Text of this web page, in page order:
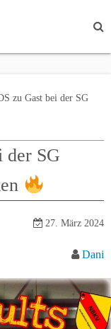
zu Gast bei der SG
der SG
27. März 2024
Dani